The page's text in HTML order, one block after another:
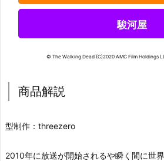
駿河屋
© The Walking Dead (C)2020 AMC Film Holdings
商品解説
型制作：threezero
2010年に放送が開始されるや瞬く間に世